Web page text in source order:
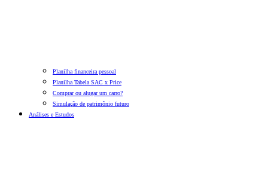
Planilha financeira pessoal
Planilha Tabela SAC x Price
Comprar ou alugar um carro?
Simulação de patrimônio futuro
Análises e Estudos